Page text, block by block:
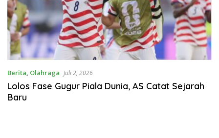
Berita, Olahraga Juli 2, 2026
Lolos Fase Gugur Piala Dunia, AS Catat Sejarah
Baru